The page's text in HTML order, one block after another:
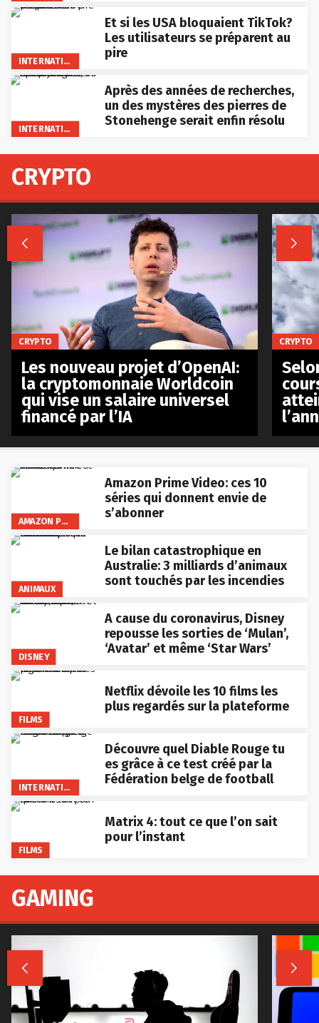
INTERNATIONAL
Et si les USA bloquaient TikTok?
Les utilisateurs se préparent au
pire
INTERNATIONAL
Après des années de recherches,
un des mystères des pierres de
Stonehenge serait enfin résolu
AMAZON PRIME VIDEO
Amazon Prime Video: ces 10
séries qui donnent envie de
s’abonner
ANIMAUX
Le bilan catastrophique en
Australie: 3 milliards d’animaux
sont touchés par les incendies
DISNEY
A cause du coronavirus, Disney
repousse les sorties de ‘Mulan’,
‘Avatar’ et même ‘Star Wars’
FILMS
Netflix dévoile les 10 films les
plus regardés sur la plateforme
INTERNATIONAL
Découvre quel Diable Rouge tu
es grâce à ce test créé par la
Fédération belge de football
FILMS
Matrix 4: tout ce que l’on sait
pour l’instant
CRYPTO
 
CRYPTO
Les nouveau projet d’OpenAI:
la cryptomonnaie Worldcoin
qui vise un salaire universel
financé par l’IA
CRYPTO
GAMING
 